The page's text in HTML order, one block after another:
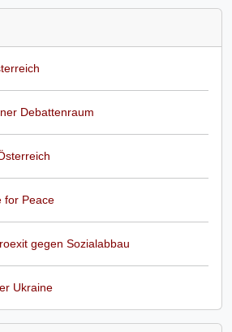
Debattenraum
for Peace
gegen Sozialabbau
Ukraine